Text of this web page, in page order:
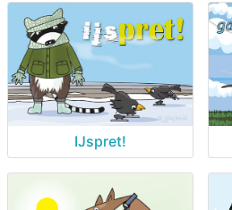
IJspret!